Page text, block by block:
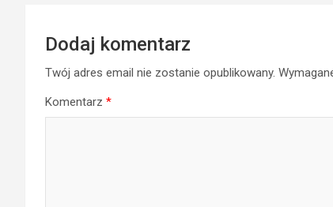
Dodaj komentarz
Twój adres email nie zostanie opublikowany.
Komentarz *